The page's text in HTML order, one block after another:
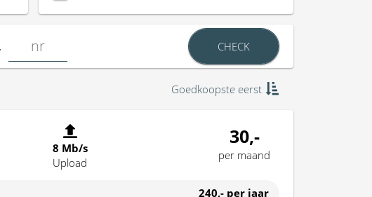
CHECK
Goedkoopste eerst
8 Mb/s
Upload
30,-
per maand
240,- per jaar